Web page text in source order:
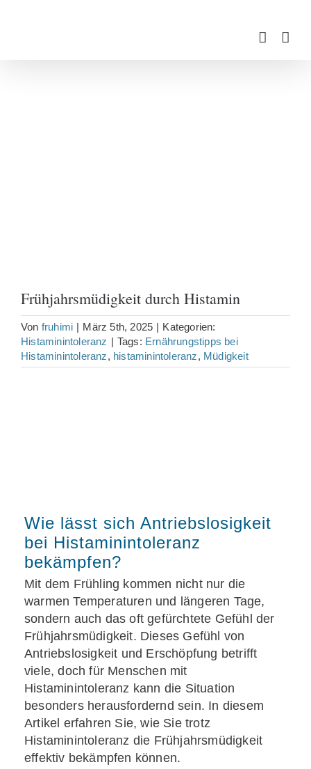
Frühjahrsmüdigkeit durch Histamin
Von fruhimi | März 5th, 2025 | Kategorien:
Histaminintoleranz | Tags: Ernährungstipps bei
Histaminintoleranz, histaminintoleranz, Müdigkeit
Wie lässt sich Antriebslosigkeit
bei Histaminintoleranz
bekämpfen?
Mit dem Frühling kommen nicht nur die
warmen Temperaturen und längeren Tage,
sondern auch das oft gefürchtete Gefühl der
Frühjahrsmüdigkeit. Dieses Gefühl von
Antriebslosigkeit und Erschöpfung betrifft
viele, doch für Menschen mit
Histaminintoleranz kann die Situation
besonders herausfordernd sein. In diesem
Artikel erfahren Sie, wie Sie trotz
Histaminintoleranz die Frühjahrsmüdigkeit
effektiv bekämpfen können.